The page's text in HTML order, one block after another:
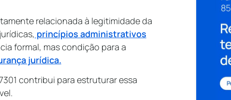
relacionada à legitimidade da
princípios administrativos
formal, mas condição para a
jurídica.
contribui para estruturar essa